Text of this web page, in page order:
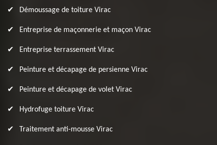
Démoussage de toiture Virac
Entreprise de maçonnerie et maçon Virac
Entreprise terrassement Virac
Peinture et décapage de persienne Virac
Peinture et décapage de volet Virac
Hydrofuge toiture Virac
Traitement anti-mousse Virac